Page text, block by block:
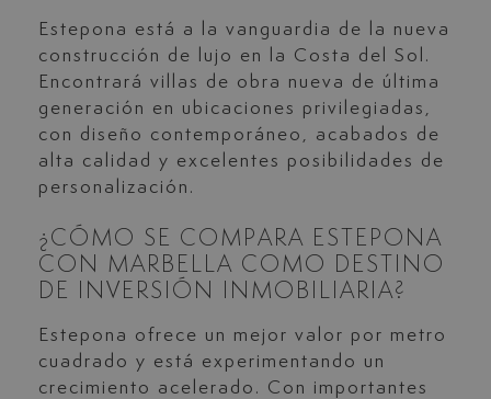
Estepona está a la vanguardia de la nueva
construcción de lujo en la Costa del Sol.
Encontrará villas de obra nueva de última
generación en ubicaciones privilegiadas,
con diseño contemporáneo, acabados de
alta calidad y excelentes posibilidades de
personalización.
¿CÓMO SE COMPARA ESTEPONA
CON MARBELLA COMO DESTINO
DE INVERSIÓN INMOBILIARIA?
Estepona ofrece un mejor valor por metro
cuadrado y está experimentando un
crecimiento acelerado. Con importantes